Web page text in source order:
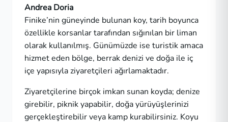
Andrea Doria
Finike’nin güneyinde bulunan koy, tarih boyunca
özellikle korsanlar tarafından sığınılan bir liman
olarak kullanılmış. Günümüzde ise turistik amaca
hizmet eden bölge, berrak denizi ve doğa ile iç
içe yapısıyla ziyaretçileri ağırlamaktadır.
Ziyaretçilerine birçok imkan sunan koyda; denize
girebilir, piknik yapabilir, doğa yürüyüşlerinizi
gerçekleştirebilir veya kamp kurabilirsiniz. Koyu